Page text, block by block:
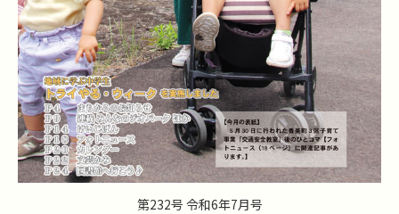
第232号 令和6年7月号